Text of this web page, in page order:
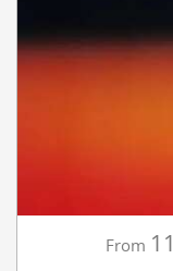
From 11